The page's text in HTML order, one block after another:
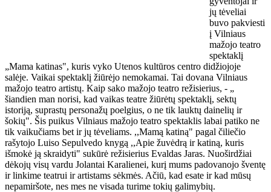
jų tėveliai
buvo pakviesti
į Vilniaus
mažojo teatro
spektaklį
„Mama katinas", kuris vyko Utenos kultūros centro didžiojoje
salėje. Vaikai spektaklį žiūrėjo nemokamai. Tai dovana Vilniaus
mažojo teatro artistų. Kaip sako mažojo teatro režisierius, - „
šiandien man norisi, kad vaikas teatre žiūrėtų spektaklį, sektų
istoriją, suprastų personažų poelgius, o ne tik lauktų dainelių ir
šokių". Šis puikus Vilniaus mažojo teatro spektaklis labai patiko ne
tik vaikučiams bet ir jų tėveliams. ,,Mamą katiną" pagal čiliečio
rašytojo Luiso Sepulvedo knygą ,,Apie žuvėdrą ir katiną, kuris
išmokė ją skraidyti" sukūrė režisierius Evaldas Jaras. Nuoširdžiai
dėkojų visų vardu Jolantai Karalienei, kurį mums padovanojo šventę
ir linkime teatrui ir artistams sėkmės. Ačiū, kad esate ir kad mūsų
nepamiršote, nes mes ne visada turime tokių galimybių.